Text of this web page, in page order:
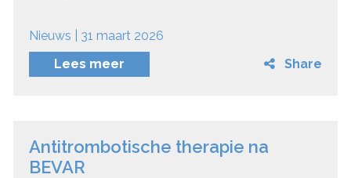
Nieuws | 31 maart 2026
Lees meer
Share
Antitrombotische therapie na
BEVAR